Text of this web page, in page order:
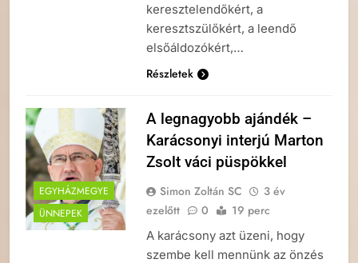
keresztelendőkért, a
keresztszülőkért, a leendő
elsőáldozókért,…
Részletek
EGYHÁZMEGYE
ÜNNEPEK
A legnagyobb ajándék –
Karácsonyi interjú Marton
Zsolt váci püspökkel
Simon Zoltán SC
3 év
ezelőtt
0 19 perc
A karácsony azt üzeni, hogy
szembe kell mennünk az önzés